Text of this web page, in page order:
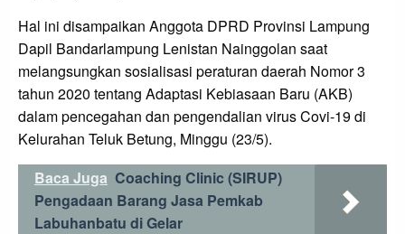
Hal ini disampaikan Anggota DPRD Provinsi Lampung
Dapil Bandarlampung Lenistan Nainggolan saat
melangsungkan sosialisasi peraturan daerah Nomor 3
tahun 2020 tentang Adaptasi Kebiasaan Baru (AKB)
dalam pencegahan dan pengendalian virus Covi-19 di
Kelurahan Teluk Betung, Minggu (23/5).
Baca Juga Coaching Clinic (SIRUP)
Pengadaan Barang Jasa Pemkab
Labuhanbatu di Gelar